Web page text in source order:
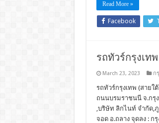
Read More »
Facebook
รถทัวร์กรุงเท
March 23, 2023 ก
รถทัวร์กรุงเทพ (สายใ
ถนนบรมราชนนี จ.กรุ
,บริษัท ลิกไนท์ จำกัด,ภู
จอด อ.ถลาง จุดลง : ก